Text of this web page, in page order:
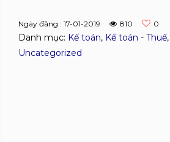
Ngày đăng : 17-01-2019 810 0
Danh mục: Kế toán, Kế toán - Thuế,
Uncategorized